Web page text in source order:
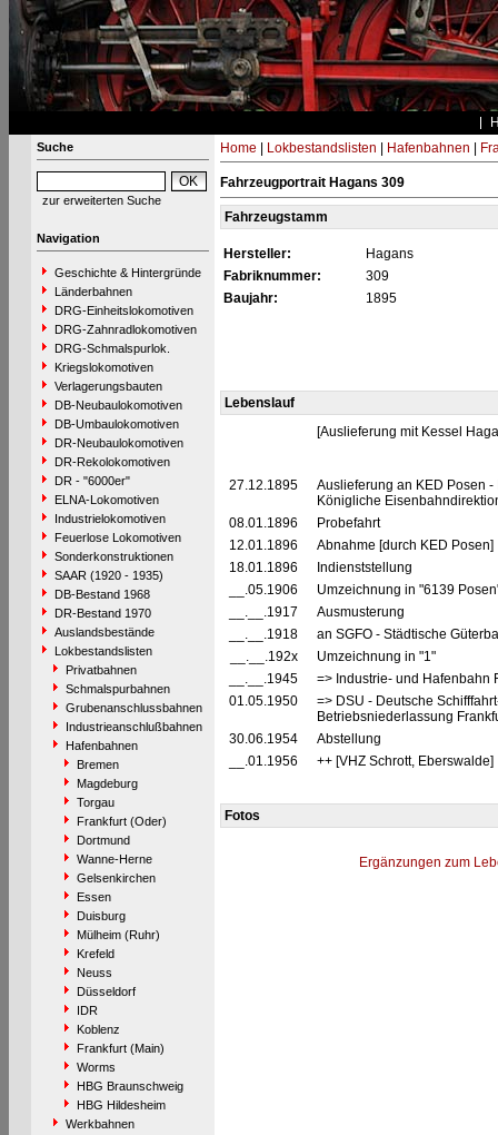
Suche
zur erweiterten Suche
Navigation
Geschichte & Hintergründe
Länderbahnen
DRG-Einheitslokomotiven
DRG-Zahnradlokomotiven
DRG-Schmalspurlok.
Kriegslokomotiven
Verlagerungsbauten
DB-Neubaulokomotiven
DB-Umbaulokomotiven
DR-Neubaulokomotiven
DR-Rekolokomotiven
DR - "6000er"
ELNA-Lokomotiven
Industrielokomotiven
Feuerlose Lokomotiven
Sonderkonstruktionen
SAAR (1920 - 1935)
DB-Bestand 1968
DR-Bestand 1970
Auslandsbestände
Lokbestandslisten
Privatbahnen
Schmalspurbahnen
Grubenanschlussbahnen
Industrieanschlußbahnen
Hafenbahnen
Bremen
Magdeburg
Torgau
Frankfurt (Oder)
Dortmund
Wanne-Herne
Gelsenkirchen
Essen
Duisburg
Mülheim (Ruhr)
Krefeld
Neuss
Düsseldorf
IDR
Koblenz
Frankfurt (Main)
Worms
HBG Braunschweig
HBG Hildesheim
Werkbahnen
Home Lokbestandslisten Hafenbahnen
Fahrzeugportrait Hagans 309
Fahrzeugstamm
Hersteller:
Hagans
Fabriknummer:
309
Baujahr:
1895
Lebenslauf
[Auslieferung mit Kessel
27.12.1895
Auslieferung an KED Posen
Königliche
08.01.1896
Probefahrt
12.01.1896
Abnahme [durch KED Posen]
18.01.1896
Indienststellung
__.05.1906
Umzeichnung in "6139
__.__.1917
Ausmusterung
__.__.1918
an SGFO - Städtische
__.__.192x
Umzeichnung in "1"
__.__.1945
=> Industrie- und Hafenbahn
01.05.1950
=> DSU - Deutsche
Betriebsniederlassung
30.06.1954
Abstellung
__.01.1956
++ [VHZ Schrott, Eberswalde]
Fotos
Ergänzungen zum